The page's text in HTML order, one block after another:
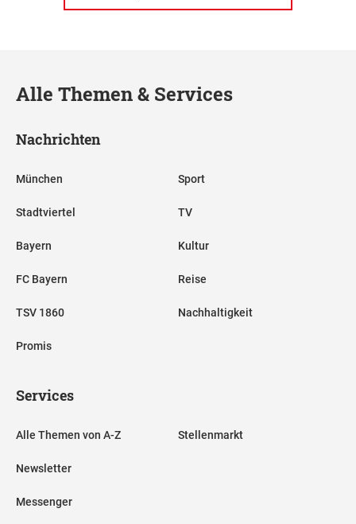
Alle Themen & Services
Nachrichten
München
Stadtviertel
Bayern
FC Bayern
TSV 1860
Promis
Sport
TV
Kultur
Reise
Nachhaltigkeit
Services
Alle Themen von A-Z
Newsletter
Messenger
Stellenmarkt